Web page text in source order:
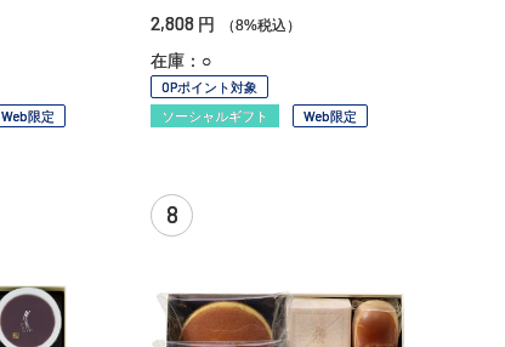
Web限定
2,808 円 （8%税込）
在庫：○
OPポイント対象
ソーシャルギフト
Web限定
8